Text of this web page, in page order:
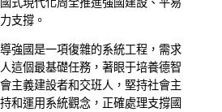
支撐。
強國是一項復雜的系統工程，需求
這個最基礎任務，著眼于培養德智
主義建設者和交班人，堅持社會主
和運用系統觀念，正確處理支撐國